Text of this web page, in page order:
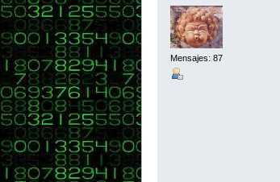
Mensajes: 87